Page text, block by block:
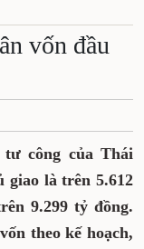
vốn đầu
tư công của Thái
giao là trên 5.612
9.299 tỷ đồng.
theo kế hoạch,